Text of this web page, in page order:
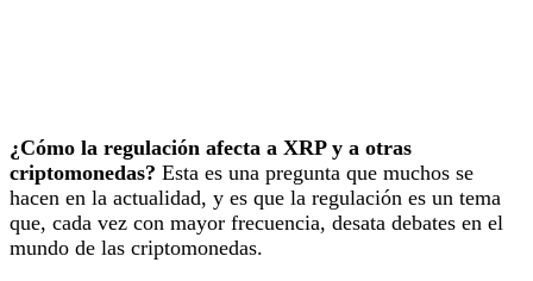
¿Cómo la regulación afecta a XRP y a otras
criptomonedas? Esta es una pregunta que muchos se
hacen en la actualidad, y es que la regulación es un tema
que, cada vez con mayor frecuencia, desata debates en el
mundo de las criptomonedas.